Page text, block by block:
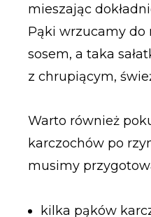
mieszając
Pąki wrzucamy
sosem, a taka
z chrupiącym,
Warto również
karczochów po
musimy
kilka pąków